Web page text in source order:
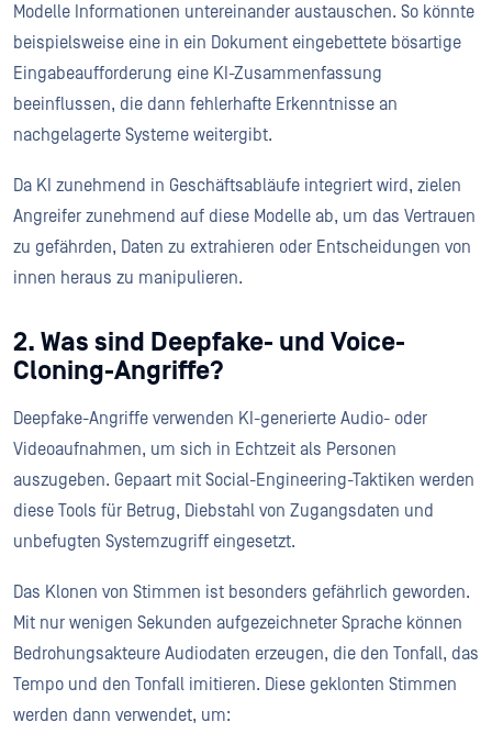
Modelle Informationen untereinander austauschen. So könnte
beispielsweise eine in ein Dokument eingebettete bösartige
Eingabeaufforderung eine KI-Zusammenfassung
beeinflussen, die dann fehlerhafte Erkenntnisse an
nachgelagerte Systeme weitergibt.
Da KI zunehmend in Geschäftsabläufe integriert wird, zielen
Angreifer zunehmend auf diese Modelle ab, um das Vertrauen
zu gefährden, Daten zu extrahieren oder Entscheidungen von
innen heraus zu manipulieren.
2. Was sind Deepfake- und Voice-
Cloning-Angriffe?
Deepfake-Angriffe verwenden KI-generierte Audio- oder
Videoaufnahmen, um sich in Echtzeit als Personen
auszugeben. Gepaart mit Social-Engineering-Taktiken werden
diese Tools für Betrug, Diebstahl von Zugangsdaten und
unbefugten Systemzugriff eingesetzt.
Das Klonen von Stimmen ist besonders gefährlich geworden.
Mit nur wenigen Sekunden aufgezeichneter Sprache können
Bedrohungsakteure Audiodaten erzeugen, die den Tonfall, das
Tempo und den Tonfall imitieren. Diese geklonten Stimmen
werden dann verwendet, um: